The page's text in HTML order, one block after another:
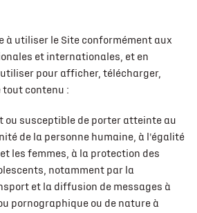
à utiliser le Site conformément aux
et internationales, et en
pour afficher, télécharger,
contenu :
ou susceptible de porter atteinte au
de la personne humaine, à l'égalité
les femmes, à la protection des
notamment par la
et la diffusion de messages à
pornographique ou de nature à